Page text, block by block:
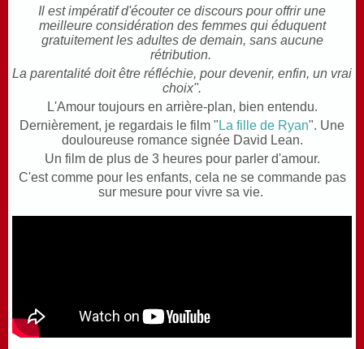
Il est impératif d'écouter ce discours pour offrir une
meilleure considération des femmes qui éduquent
gratuitement les adultes de demain, sans aucune
rétribution.
La parentalité doit être réfléchie, pour devenir, enfin, un vrai
choix".
L'Amour toujours en arrière-plan, bien entendu.
Dernièrement, je regardais le film " La fille de Ryan". Une
douloureuse romance signée David Lean.
Un film de plus de 3 heures pour parler d'amour.
C'est comme pour les enfants, cela ne se commande pas
sur mesure pour vivre sa vie.